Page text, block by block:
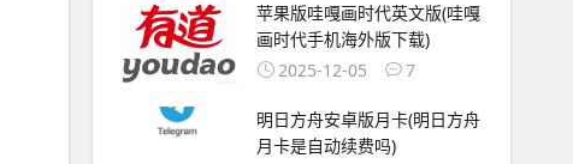
苹果版哇嘎画时代英文版(哇嘎
画时代手机海外版下载)
2025-12-05
7
明日方舟安卓版月卡(明日方舟
月卡是自动续费吗)